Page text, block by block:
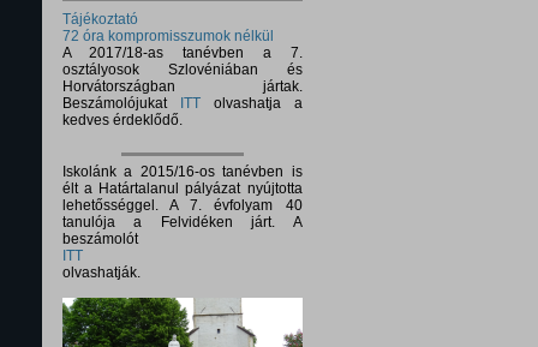
Tájékoztató
72 óra kompromisszumok nélkül
A 2017/18-as tanévben a 7.
osztályosok Szlovéniában és
Horvátországban jártak.
Beszámolójukat
ITTolvashatja a
kedves érdeklődő.
Iskolánk a 2015/16-os tanévben is
élt a Határtalanul pályázat nyújtotta
lehetősséggel. A 7. évfolyam 40
tanulója a Felvidéken járt. A
beszámolót
ITT
olvashatják.